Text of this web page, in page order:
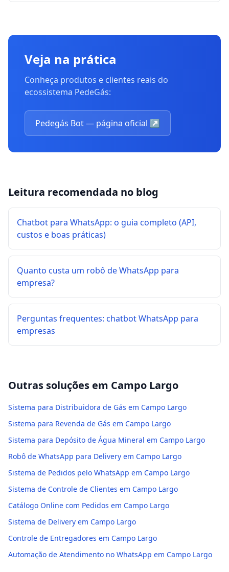
Veja na prática
Conheça produtos e clientes reais do
ecossistema PedeGás:
Pedegás Bot — página oficial ↗
Leitura recomendada no blog
Chatbot para WhatsApp: o guia completo (API,
custos e boas práticas)
Quanto custa um robô de WhatsApp para
empresa?
Perguntas frequentes: chatbot WhatsApp para
empresas
Outras soluções em Campo Largo
Sistema para Distribuidora de Gás em Campo Largo
Sistema para Revenda de Gás em Campo Largo
Sistema para Depósito de Água Mineral em Campo Largo
Robô de WhatsApp para Delivery em Campo Largo
Sistema de Pedidos pelo WhatsApp em Campo Largo
Sistema de Controle de Clientes em Campo Largo
Catálogo Online com Pedidos em Campo Largo
Sistema de Delivery em Campo Largo
Controle de Entregadores em Campo Largo
Automação de Atendimento no WhatsApp em Campo Largo